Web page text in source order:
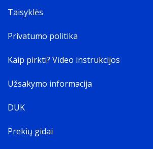
Taisyklės
Privatumo politika
Kaip pirkti? Video instrukcijos
Užsakymo informacija
DUK
Prekių gidai